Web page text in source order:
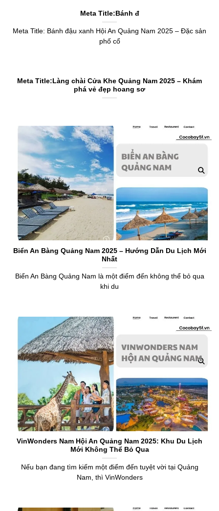
Meta Title:Bánh đ
Meta Title: Bánh đậu xanh Hội An Quảng Nam 2025 – Đặc sản
phố cổ
Meta Title:Làng chài Cửa Khe Quảng Nam 2025 – Khám
phá vẻ đẹp hoang sơ
Biển An Bàng Quảng Nam 2025 – Hướng Dẫn Du Lịch Mới
Nhất
Biển An Bàng Quảng Nam là một điểm đến không thể bỏ qua
khi du
VinWonders Nam Hội An Quảng Nam 2025: Khu Du Lịch
Mới Không Thể Bỏ Qua
Nếu bạn đang tìm kiếm một điểm đến tuyệt vời tại Quảng
Nam, thì VinWonders